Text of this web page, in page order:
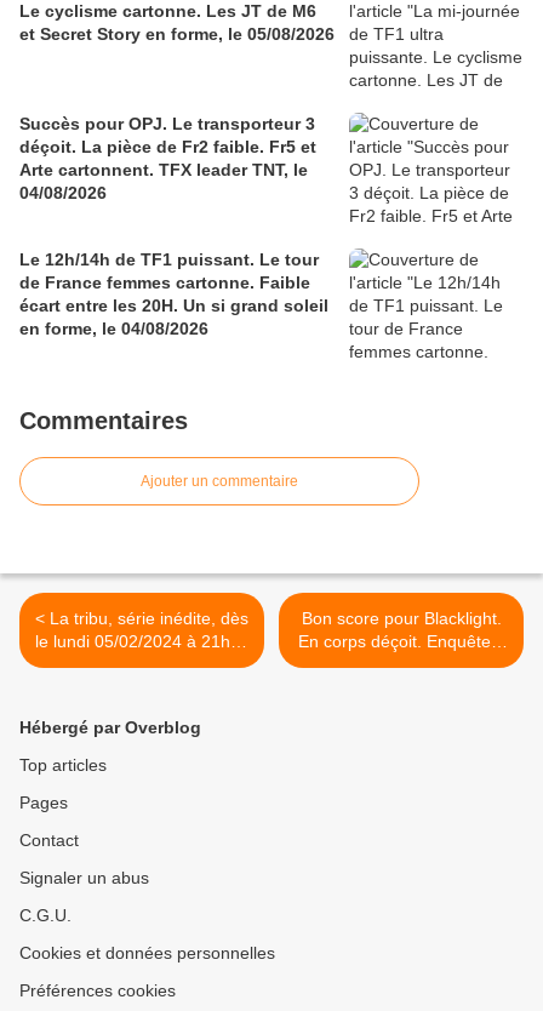
Le cyclisme cartonne. Les JT de M6
et Secret Story en forme, le 05/08/2026
Succès pour OPJ. Le transporteur 3
déçoit. La pièce de Fr2 faible. Fr5 et
Arte cartonnent. TFX leader TNT, le
04/08/2026
Le 12h/14h de TF1 puissant. Le tour
de France femmes cartonne. Faible
écart entre les 20H. Un si grand soleil
en forme, le 04/08/2026
Commentaires
Ajouter un commentaire
< La tribu, série inédite, dès
le lundi 05/02/2024 à 21h10
sur TF1
Bon score pour Blacklight.
En corps déçoit. Enquête à
haut risque chute. Arte, Fr5
Hébergé par Overblog
Top articles
Pages
Contact
Signaler un abus
C.G.U.
Cookies et données personnelles
Préférences cookies